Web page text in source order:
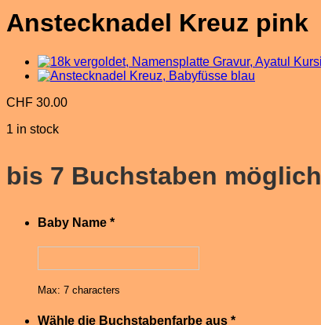
Anstecknadel Kreuz pink
CHF 30.00
1 in stock
bis 7 Buchstaben möglich
Baby Name *
Max: 7 characters
Wähle die Buchstabenfarbe aus *